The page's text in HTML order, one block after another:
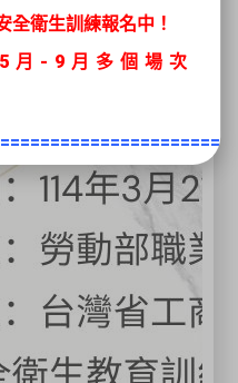
全衛生訓練報名中！
月 -9月多個場次
《高空工作
、
《固定式起重
課
服務，歡迎諮詢03-